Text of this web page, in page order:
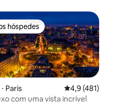
hóspedes
hóspedes
Paris 4,9 de uma avaliação
4,9 (481)
com uma vista incrível